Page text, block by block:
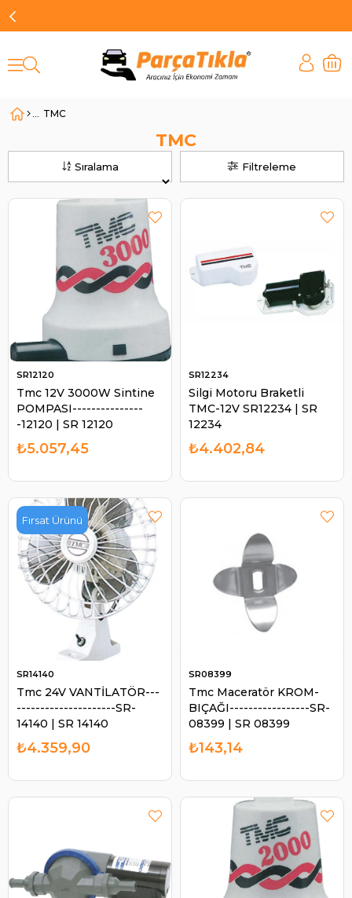
TMC
Filtreleme
Sıralama
TMC
Tmc 12V 3000W Sintine
POMPASI---------------
-12120 | SR 12120
SR12120
₺5.057,45
Silgi Motoru Braketli
TMC-12V SR12234 | SR
12234
SR12234
₺4.402,84
Tmc 24V VANTİLATÖR---
---------------------SR-
14140 | SR 14140
SR14140
₺4.359,90
Fırsat Ürünü
Tmc Maceratör KROM-
BIÇAĞI-----------------SR-
08399 | SR 08399
SR08399
₺143,14